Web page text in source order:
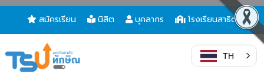
สมัครเรียน นิสิต บุคลากร โรงเรียนสาธิต
TH